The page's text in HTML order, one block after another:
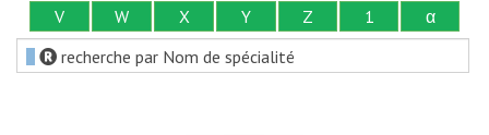
V
W X Y Z 1
α
recherche par Nom de spécialité